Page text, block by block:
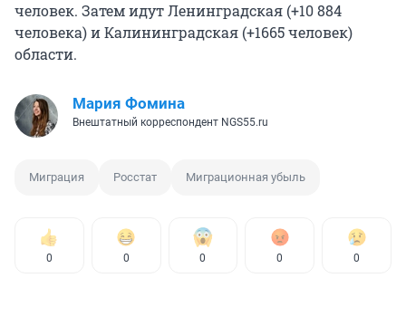
человек. Затем идут Ленинградская (+10 884
человека) и Калининградская (+1665 человек)
области.
Мария Фомина
Внештатный корреспондент NGS55.ru
Миграция Росстат Миграционная убыль
0 0 0 0 0